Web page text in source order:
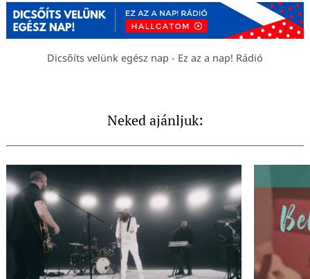
Dicsőíts velünk egész nap - Ez az a nap! Rádió
Neked ajánljuk: